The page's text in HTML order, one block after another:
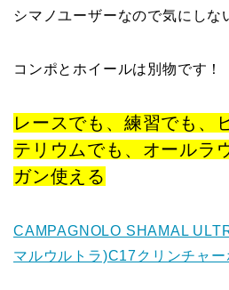
シマノユーザーなので気にしな
コンポとホイールは別物です！
レースでも、練習でも、
テリウムでも、オールラ
ガン使える
CAMPAGNOLO SHAMAL
マルウルトラ)C17クリンチャー